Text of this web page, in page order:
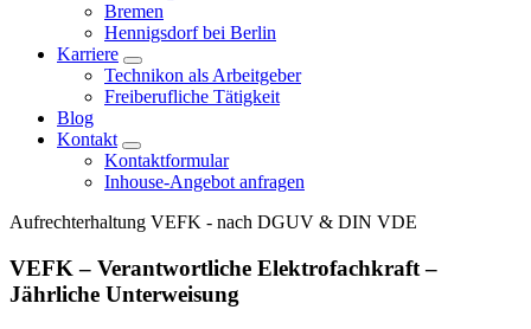
Bremen
Hennigsdorf bei Berlin
Karriere
Technikon als Arbeitgeber
Freiberufliche Tätigkeit
Blog
Kontakt
Kontaktformular
Inhouse-Angebot anfragen
Aufrechterhaltung VEFK - nach DGUV & DIN VDE
VEFK – Verantwortliche Elektrofachkraft –
Jährliche Unterweisung